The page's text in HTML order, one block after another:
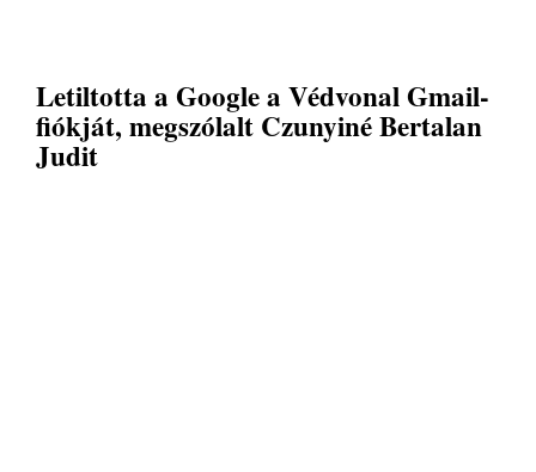
Letiltotta a Google a Védvonal Gmail-
fiókját, megszólalt Czunyiné Bertalan
Judit